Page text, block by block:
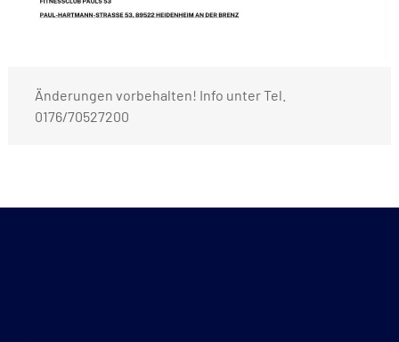
Änderungen vorbehalten! Info unter Tel.
0176/70527200